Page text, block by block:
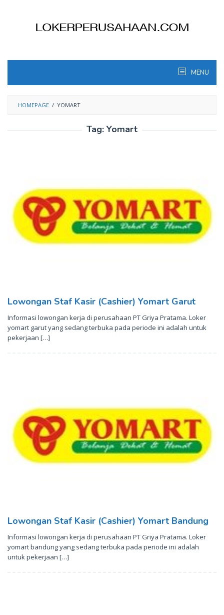
MENU
HOMEPAGE / YOMART
Tag: Yomart
Lowongan Staf Kasir (Cashier) Yomart Garut
Informasi lowongan kerja di perusahaan PT Griya Pratama. Loker
yomart garut yang sedang terbuka pada periode ini adalah untuk
pekerjaan […]
Lowongan Staf Kasir (Cashier) Yomart Bandung
Informasi lowongan kerja di perusahaan PT Griya Pratama. Loker
yomart bandung yang sedang terbuka pada periode ini adalah
untuk pekerjaan […]